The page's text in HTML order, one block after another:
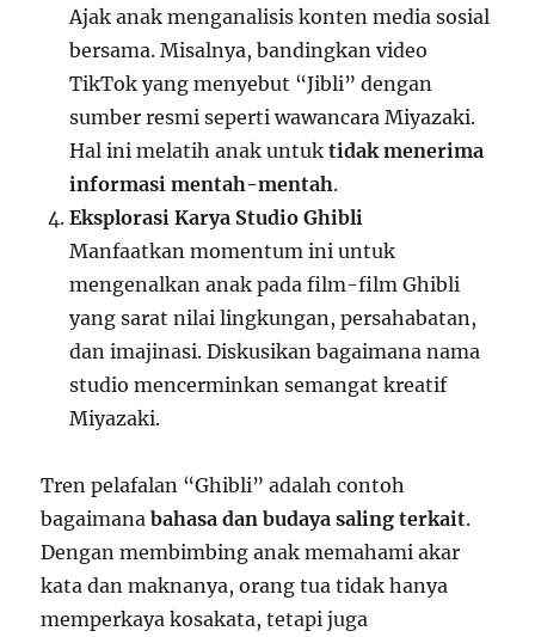
Ajak anak menganalisis konten media sosial
bersama. Misalnya, bandingkan video
TikTok yang menyebut “Jibli” dengan
sumber resmi seperti wawancara Miyazaki.
Hal ini melatih anak untuktidak menerima
informasi mentah-mentah.
Eksplorasi Karya Studio Ghibli
Manfaatkan momentum ini untuk
mengenalkan anak pada film-film Ghibli
yang sarat nilai lingkungan, persahabatan,
dan imajinasi. Diskusikan bagaimana nama
studio mencerminkan semangat kreatif
Miyazaki.
Tren pelafalan “Ghibli” adalah contoh
bagaimanabahasa dan budaya saling terkait.
Dengan membimbing anak memahami akar
kata dan maknanya, orang tua tidak hanya
memperkaya kosakata, tetapi juga